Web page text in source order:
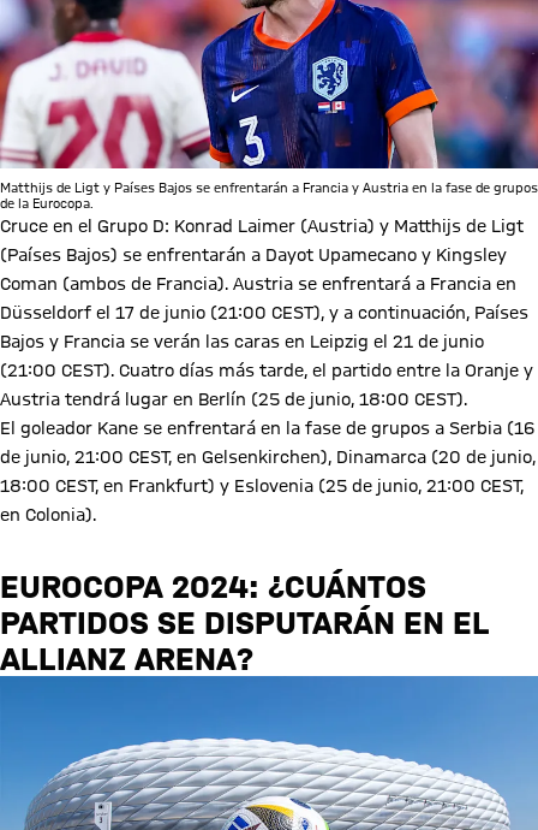
Matthijs de Ligt y Países Bajos se enfrentarán a Francia y Austria en la fase de grupos
de la Eurocopa.
Cruce en el Grupo D: Konrad Laimer (Austria) y Matthijs de Ligt
(Países Bajos) se enfrentarán a Dayot Upamecano y Kingsley
Coman (ambos de Francia). Austria se enfrentará a Francia en
Düsseldorf el 17 de junio (21:00 CEST), y a continuación, Países
Bajos y Francia se verán las caras en Leipzig el 21 de junio
(21:00 CEST). Cuatro días más tarde, el partido entre la Oranje y
Austria tendrá lugar en Berlín (25 de junio, 18:00 CEST).
El goleador Kane se enfrentará en la fase de grupos a Serbia (16
de junio, 21:00 CEST, en Gelsenkirchen), Dinamarca (20 de junio,
18:00 CEST, en Frankfurt) y Eslovenia (25 de junio, 21:00 CEST,
en Colonia).
EUROCOPA 2024: ¿CUÁNTOS
PARTIDOS SE DISPUTARÁN EN EL
ALLIANZ ARENA?